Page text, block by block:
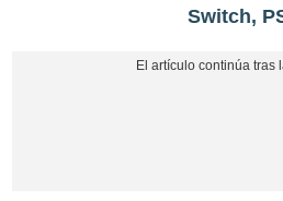
Switch,